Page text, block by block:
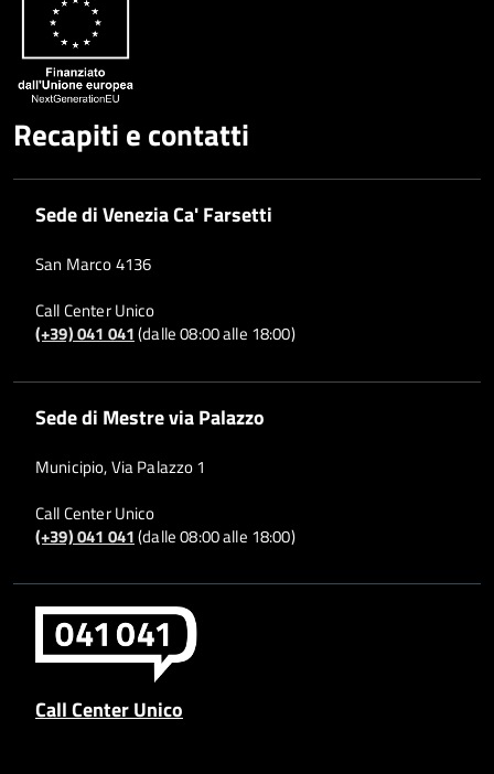
Recapiti e contatti
Sede di Venezia Ca' Farsetti
San Marco 4136
Call Center Unico
(+39) 041 041(dalle 08:00 alle 18:00)
Sede di Mestre via Palazzo
Municipio, Via Palazzo 1
Call Center Unico
(+39) 041 041(dalle 08:00 alle 18:00)
Call Center Unico